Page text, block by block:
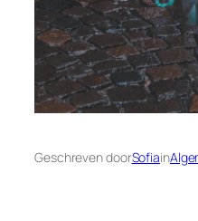
Geschreven doorSofiain